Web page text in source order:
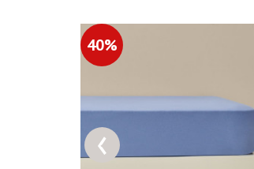
40%
‹